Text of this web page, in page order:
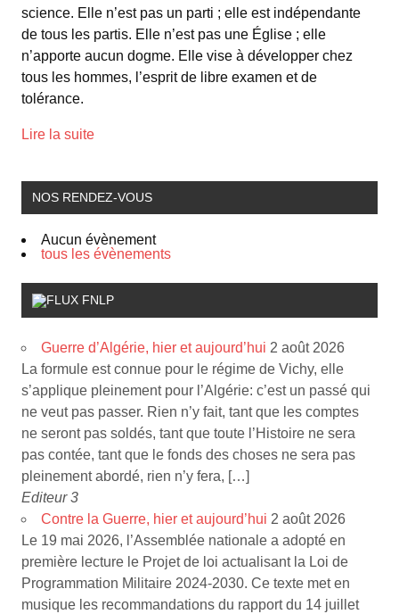
science. Elle n’est pas un parti ; elle est indépendante
de tous les partis. Elle n’est pas une Église ; elle
n’apporte aucun dogme. Elle vise à développer chez
tous les hommes, l’esprit de libre examen et de
tolérance.
Lire la suite
NOS RENDEZ-VOUS
Aucun évènement
tous les évènements
FNLP
Guerre d’Algérie, hier et aujourd’hui 2 août 2026
La formule est connue pour le régime de Vichy, elle
s’applique pleinement pour l’Algérie: c’est un passé qui
ne veut pas passer. Rien n’y fait, tant que les comptes
ne seront pas soldés, tant que toute l’Histoire ne sera
pas contée, tant que le fonds des choses ne sera pas
pleinement abordé, rien n’y fera, […]
Editeur 3
Contre la Guerre, hier et aujourd’hui 2 août 2026
Le 19 mai 2026, l’Assemblée nationale a adopté en
première lecture le Projet de loi actualisant la Loi de
Programmation Militaire 2024-2030. Ce texte met en
musique les recommandations du rapport du 14 juillet